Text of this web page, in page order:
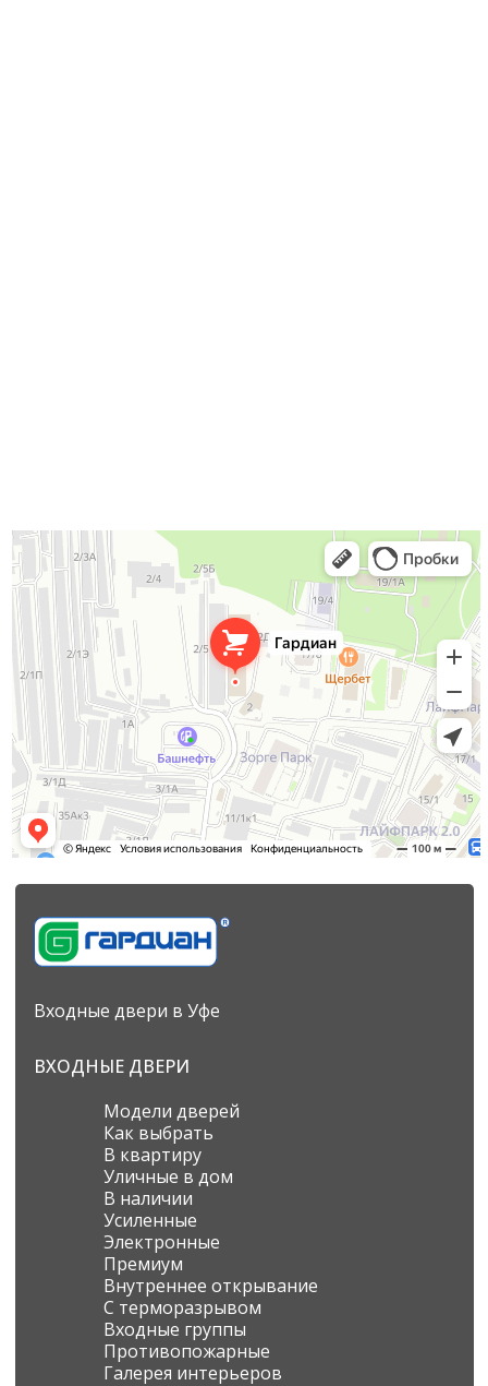
Гардиан
Двери в Уфе
Замки и запорные устройства в Уфе
Входные двери в Уфе
ВХОДНЫЕ ДВЕРИ
Модели дверей
Как выбрать
В квартиру
Уличные в дом
В наличии
Усиленные
Электронные
Премиум
Внутреннее открывание
С терморазрывом
Входные группы
Противопожарные
Галерея интерьеров